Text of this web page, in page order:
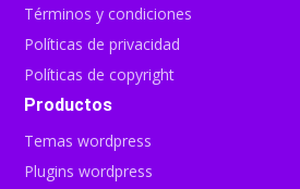
Términos y condiciones
Políticas de privacidad
Políticas de copyright
Productos
Temas wordpress
Plugins wordpress